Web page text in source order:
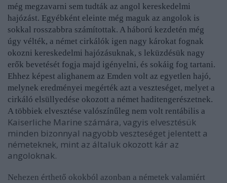
még megzavarni sem tudták az angol kereskedelmi
hajózást. Egyébként eleinte még maguk az angolok is
sokkal rosszabbra számítottak. A háború kezdetén még
úgy vélték, a német cirkálók igen nagy károkat fognak
okozni kereskedelmi hajózásuknak, s leküzdésük nagy
erők bevetését fogja majd igényelni, és sokáig fog tartani.
Ehhez képest alighanem az Emden volt az egyetlen hajó,
melynek eredményei megérték azt a veszteséget, melyet a
cirkáló elsüllyedése okozott a német haditengerészetnek.
A többiek elvesztése valószínűleg nem volt rentábilis a
Kaiserliche Marine számára, vagyis elvesztésük
minden bizonnyal nagyobb veszteséget jelentett a
németeknek, mint az általuk okozott kár az
angoloknak.
Nehezen érthető okokból azonban a németek valamiért